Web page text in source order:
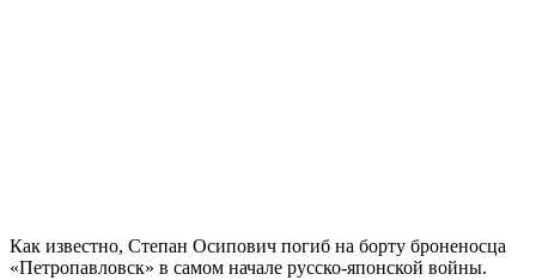
Как известно, Степан Осипович погиб на борту броненосца
«Петропавловск» в самом начале русско-японской войны.